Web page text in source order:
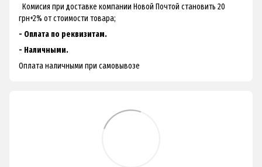
Комисия при доставке компании Новой Почтой становить 20
грн+2% от стоимости товара;
- Оплата по реквизитам.
- Наличными.
Оплата наличными при самовывозе